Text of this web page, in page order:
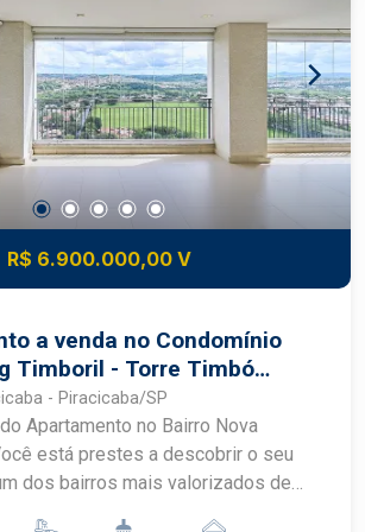
sua visita !
R$ 6.900.000,00 V
a venda no Condomínio
Timboril - Torre Timbó
- Piracicaba/SP
Apartamento no Bairro Nova
dos bairros mais valorizados de